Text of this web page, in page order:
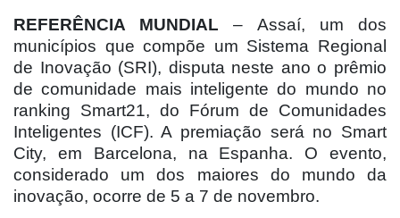
REFERÊNCIA MUNDIAL – Assaí, um dos
municípios que compõe um Sistema Regional
de Inovação (SRI), disputa neste ano o prêmio
de comunidade mais inteligente do mundo no
ranking Smart21, do Fórum de Comunidades
Inteligentes (ICF). A premiação será no Smart
City, em Barcelona, na Espanha. O evento,
considerado um dos maiores do mundo da
inovação, ocorre de 5 a 7 de novembro.